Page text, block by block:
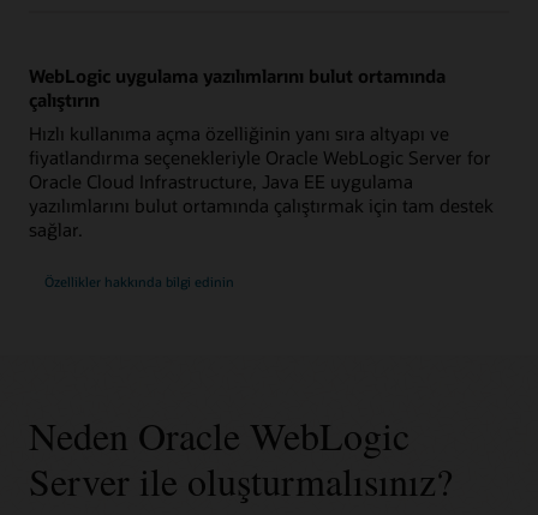
WebLogic uygulama yazılımlarını bulut ortamında
çalıştırın
Hızlı kullanıma açma özelliğinin yanı sıra altyapı ve
fiyatlandırma seçenekleriyle Oracle WebLogic Server for
Oracle Cloud Infrastructure, Java EE uygulama
yazılımlarını bulut ortamında çalıştırmak için tam destek
sağlar.
Özellikler hakkında bilgi edinin
Neden Oracle WebLogic
Server ile oluşturmalısınız?